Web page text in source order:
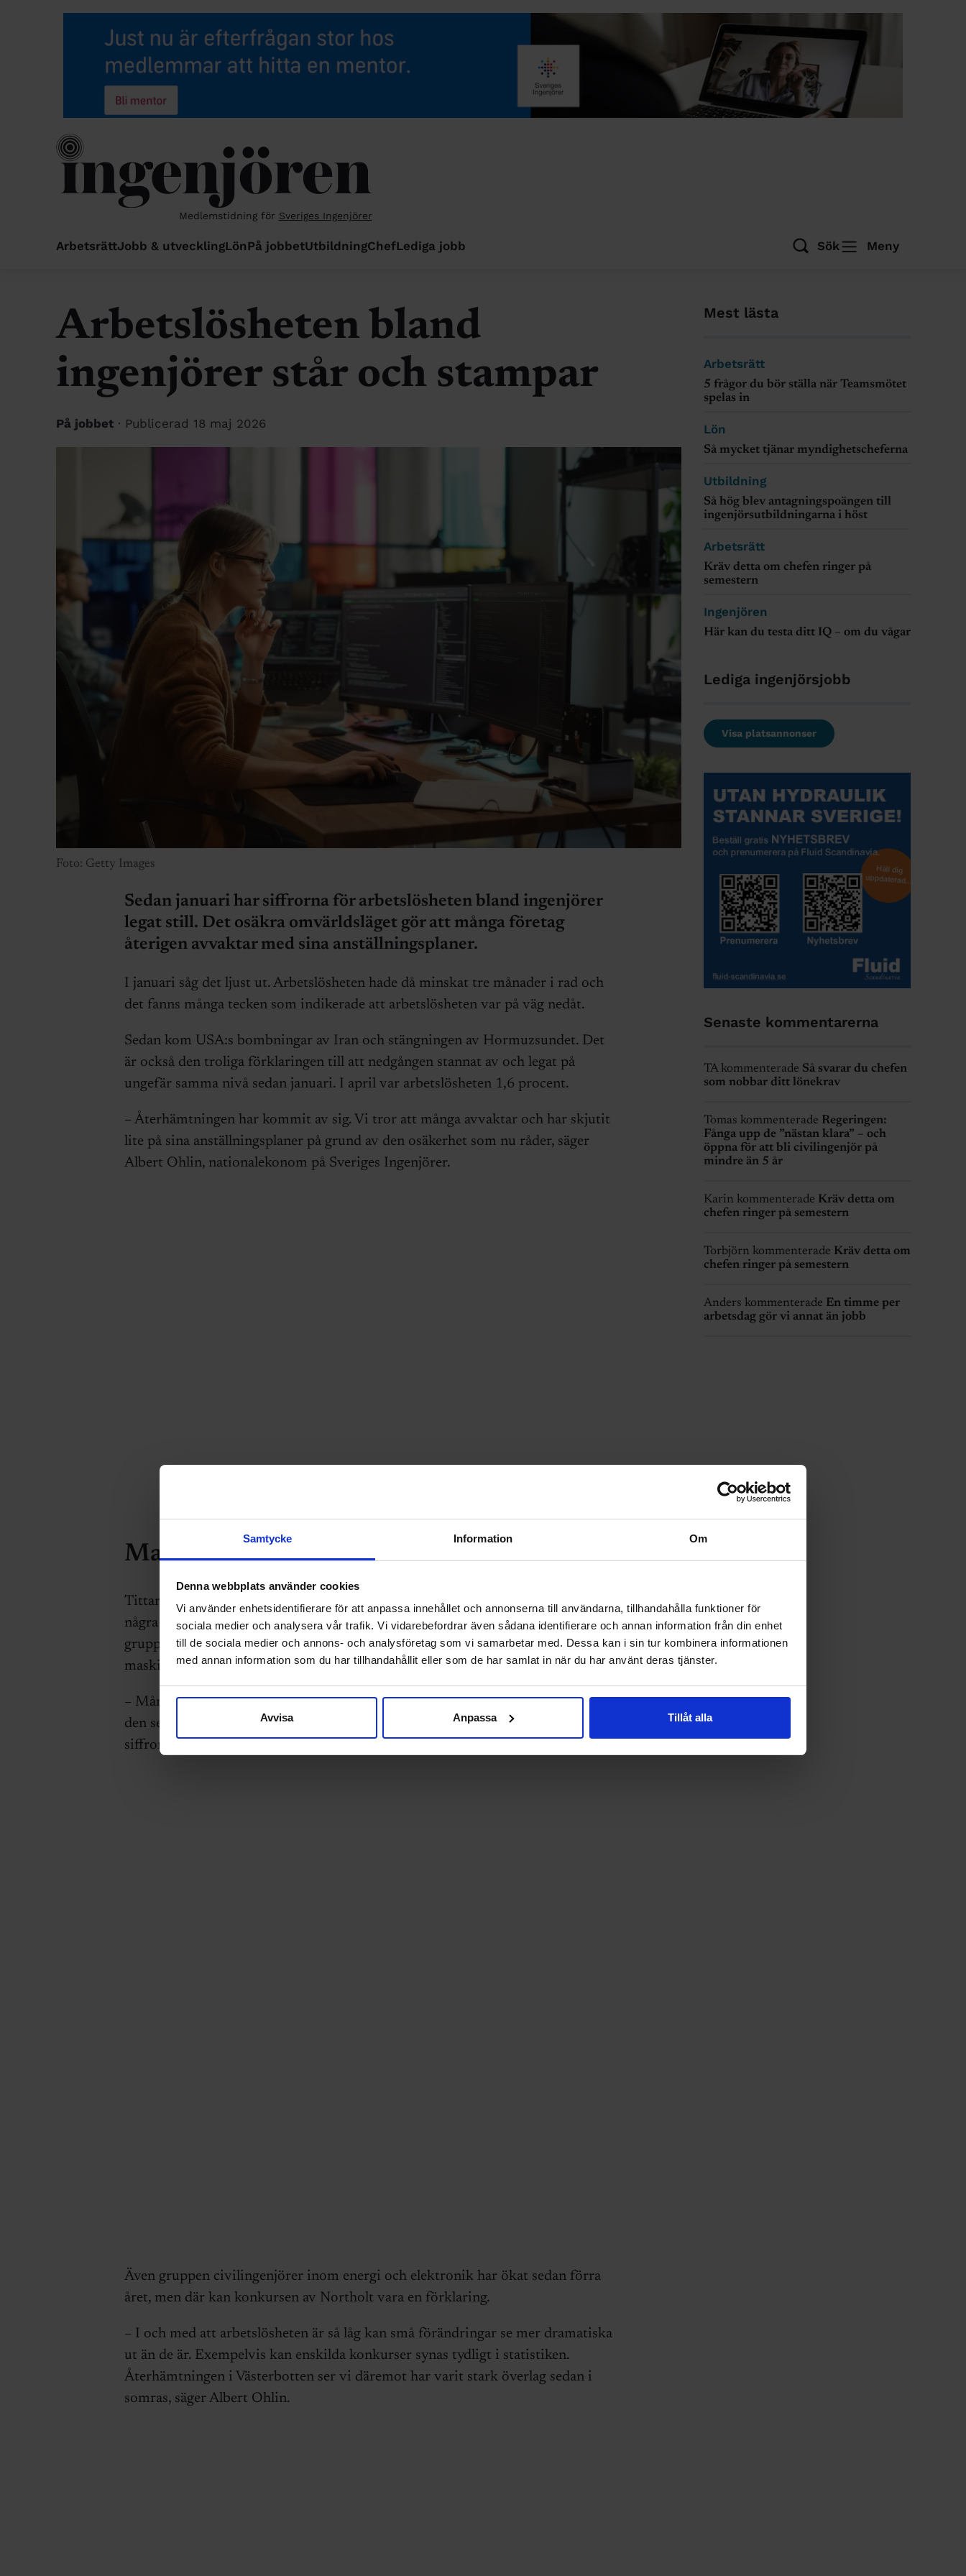
Samtycke Information Om
Denna webbplats använder cookies
Vi använder enhetsidentifierare för att anpassa innehållet och annonserna till användarna, tillhandahålla funktioner för
sociala medier och analysera vår trafik. Vi vidarebefordrar även sådana identifierare och annan information från din enhet
till de sociala medier och annons- och analysföretag som vi samarbetar med. Dessa kan i sin tur kombinera informationen
med annan information som du har tillhandahållit eller som de har samlat in när du har använt deras tjänster.
Avvisa Anpassa Tillåt alla
Medlemstidning för Sveriges Ingenjörer
ArbetsrättJobb & utvecklingLönPå jobbetUtbildningChefLediga jobb Sök Meny
Arbetslösheten bland
ingenjörer står och stampar
På jobbet · Publicerad 18 maj 2026
Foto: Getty Images
Sedan januari har siffrorna för arbetslösheten bland ingenjörer
legat still. Det osäkra omvärldsläget gör att många företag
återigen avvaktar med sina anställningsplaner.
I januari såg det ljust ut. Arbetslösheten hade då minskat tre månader i rad och
det fanns många tecken som indikerade att arbetslösheten var på väg nedåt.
Sedan kom USA:s bombningar av Iran och stängningen av Hormuzsundet. Det
är också den troliga förklaringen till att nedgången stannat av och legat på
ungefär samma nivå sedan januari. I april var arbetslösheten 1,6 procent.
– Återhämtningen har kommit av sig. Vi tror att många avvaktar och har skjutit
lite på sina anställningsplaner på grund av den osäkerhet som nu råder, säger
Albert Ohlin, nationalekonom på Sveriges Ingenjörer.
Maskin, elektronik och energi
Tittar man närmare på olika utbildningsinriktningar finns det inte heller där
några stora rörelser och siffrorna rör sig också jämnt inom alla grupper. Den
grupp som står ut mest jämfört med april förra året är högskoleingenjör inom
maskin. Här har arbetslösheten ökat från 0,9 i april förra året till 1,6 i år.
– Många inom den inriktningen jobbar inom exportföretag som drabbats av
den senaste tidens oro på världsmarknaden. Där kan vi förvänta oss att
siffrorna går tillbaka när osäkerheten lägger sig.
Även gruppen civilingenjörer inom energi och elektronik har ökat sedan förra
året, men där kan konkursen av Northolt vara en förklaring.
– I och med att arbetslösheten är så låg kan små förändringar se mer dramatiska
ut än de är. Exempelvis kan enskilda konkurser synas tydligt i statistiken.
Återhämtningen i Västerbotten ser vi däremot har varit stark överlag sedan i
somras, säger Albert Ohlin.
Mest lästa
Arbetsrätt
5 frågor du bör ställa när Teamsmötet
spelas in
Lön
Så mycket tjänar myndighetscheferna
Utbildning
Så hög blev antagningspoängen till
ingenjörsutbildningarna i höst
Arbetsrätt
Kräv detta om chefen ringer på
semestern
Ingenjören
Här kan du testa ditt IQ – om du vågar
Lediga ingenjörsjobb
Visa platsannonser
Senaste kommentarerna
TA kommenterade Så svarar du chefen
som nobbar ditt lönekrav
Tomas kommenterade Regeringen:
Fånga upp de ”nästan klara” – och
öppna för att bli civilingenjör på
mindre än 5 år
Karin kommenterade Kräv detta om
chefen ringer på semestern
Torbjörn kommenterade Kräv detta om
chefen ringer på semestern
Anders kommenterade En timme per
arbetsdag gör vi annat än jobb